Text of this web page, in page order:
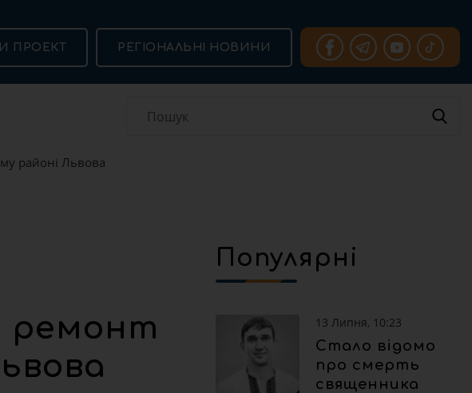
ПРОЕКТ РЕГІОНАЛЬНІ НОВИНИ
районі Львова
ремонт
Популярні
13 Липня, 10:23
Стало відомо
про смерть
священника